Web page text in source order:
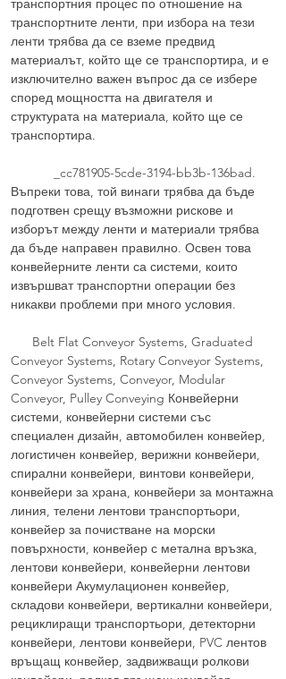
транспортния процес по отношение на
транспортните ленти, при избора на тези
ленти трябва да се вземе предвид
материалът, който ще се транспортира, и е
изключително важен въпрос да се избере
според мощността на двигателя и
структурата на материала, който ще се
транспортира.
_cc781905-5cde-3194-bb3b-136bad.
Въпреки това, той винаги трябва да бъде
подготвен срещу възможни рискове и
изборът между ленти и материали трябва
да бъде направен правилно. Освен това
конвейерните ленти са системи, които
извършват транспортни операции без
никакви проблеми при много условия.
Belt Flat Conveyor Systems, Graduated
Conveyor Systems, Rotary Conveyor Systems,
Conveyor Systems, Conveyor, Modular
Conveyor, Pulley Conveying Конвейерни
системи, конвейерни системи със
специален дизайн, автомобилен конвейер,
логистичен конвейер, верижни конвейери,
спирални конвейери, винтови конвейери,
конвейери за храна, конвейери за монтажна
линия, телени лентови транспортьори,
конвейер за почистване на морски
повърхности, конвейер с метална връзка,
лентови конвейери, конвейерни лентови
конвейери Акумулационен конвейер,
складови конвейери, вертикални конвейери,
рециклиращи транспортьори, детекторни
конвейери, лентови конвейери, PVC лентов
връщащ конвейер, задвижващи ролкови